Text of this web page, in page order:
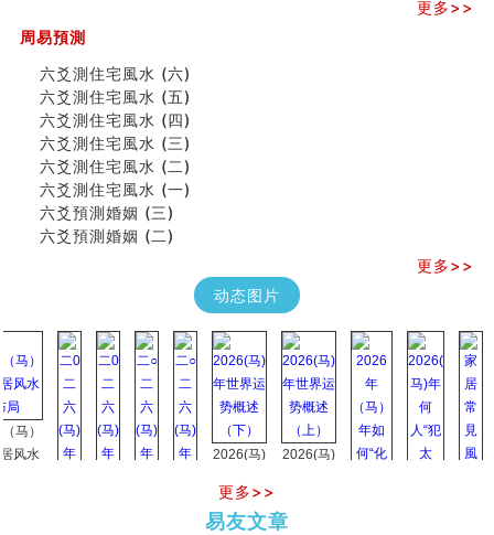
《高岛易断》(四)
六爻測住宅風水 (六)
民間風水知識九十四條
马斯克八字分析
饭店餐馆风水布局知识
六爻占卜中如何预测官运、事业运？
《高岛易断》(三)
专家点评手上九大桃花线
四柱八字快速直断技法
创业容易成功的6种手相
算命先生都不外传的算命顺口溜
什么是到山到向？上山下水？
六爻算卦：我能面试升职吗？
《高岛易断》(一)
朱德總司命造 (名⼈⼋字淺析九）
刘燮鈞讲人相 手相论财运
更多>>
周易預測
六爻測住宅風水 (六)
六爻測住宅風水 (五)
六爻測住宅風水 (四)
六爻測住宅風水 (三)
六爻測住宅風水 (二)
六爻測住宅風水 (一)
六爻預測婚姻 (三)
六爻預測婚姻 (二)
更多>>
动态图片
2026(马)
势概述
（下）
2026(马)
势概述
（上）
更多>>
易友文章